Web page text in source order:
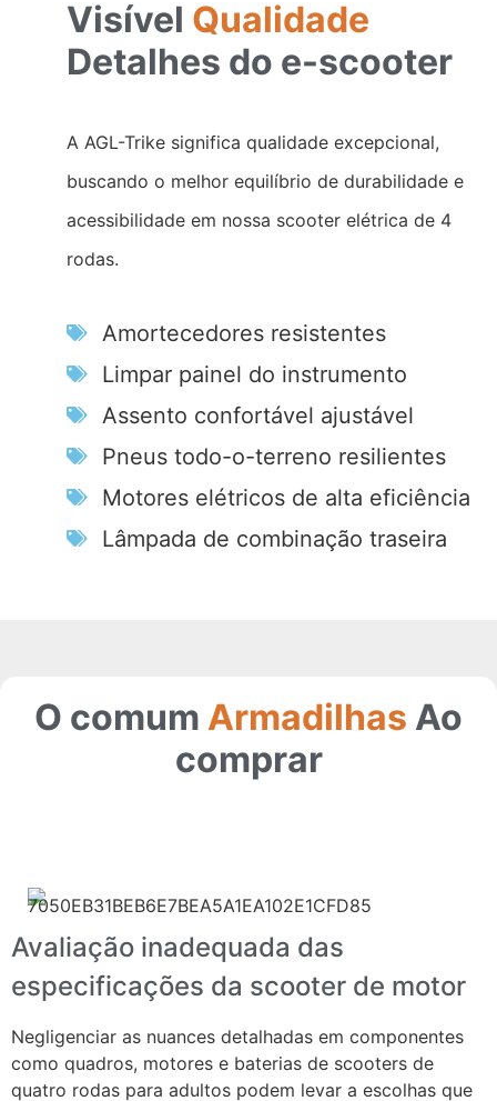
Visível Qualidade
Detalhes do e-scooter
A AGL-Trike significa qualidade excepcional,
buscando o melhor equilíbrio de durabilidade e
acessibilidade em nossa scooter elétrica de 4
rodas.
Amortecedores resistentes
Limpar painel do instrumento
Assento confortável ajustável
Pneus todo-o-terreno resilientes
Motores elétricos de alta eficiência
Lâmpada de combinação traseira
O comum Armadilhas Ao
comprar
Avaliação inadequada das
especificações da scooter de motor
Negligenciar as nuances detalhadas em componentes
como quadros, motores e baterias de scooters de
quatro rodas para adultos podem levar a escolhas que